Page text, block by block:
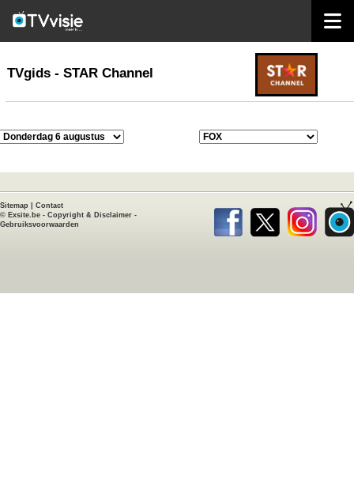
TVgids
TVgids - STAR Channel
Sitemap
Contact
© Exsite.be - Copyright & Disclaimer -
Gebruiksvoorwaarden